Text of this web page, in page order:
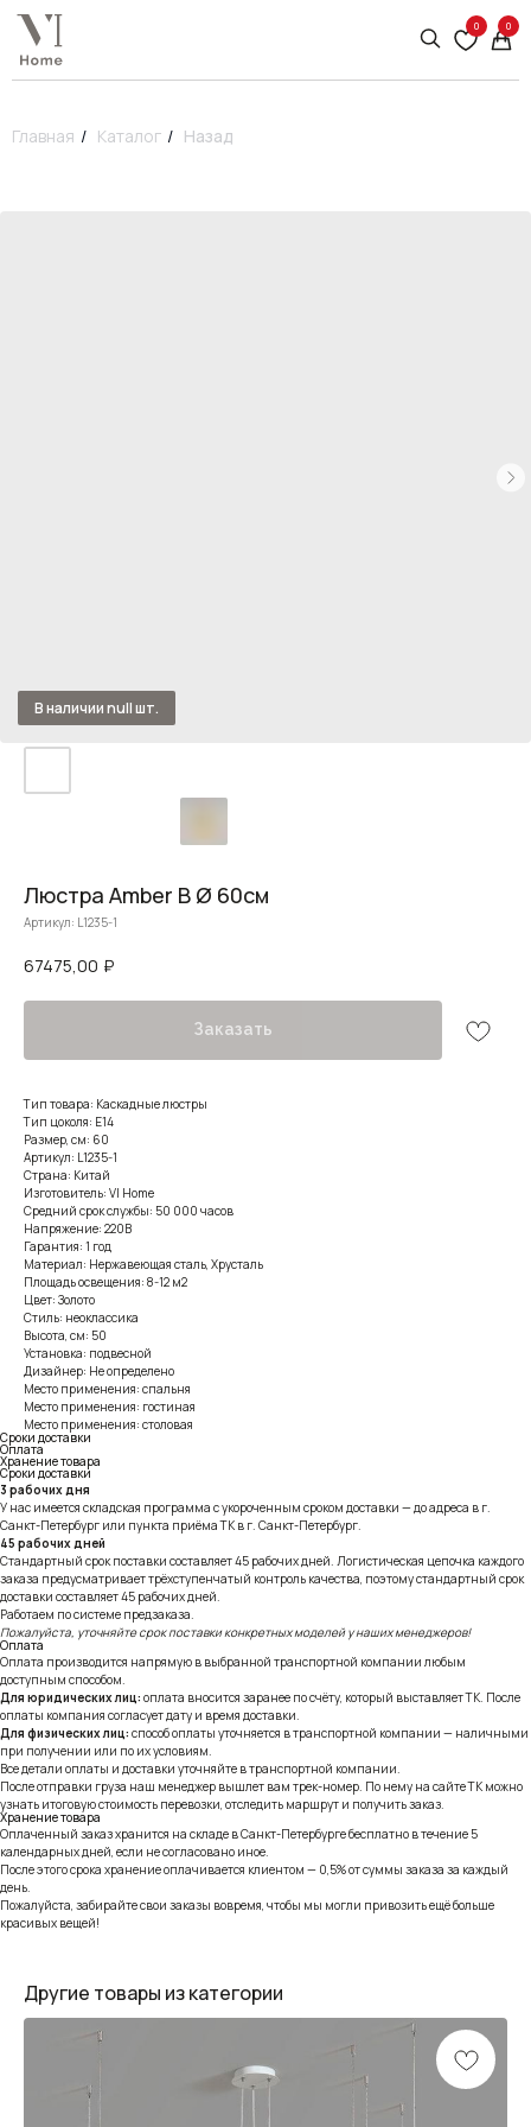
0 0
Главная / Каталог / Назад
Люстра Amber B Ø 60см
Артикул: L1235-1
67475,00 ₽
Заказать
Тип товара: Каскадные люстры
Тип цоколя: E14
Размер, см: 60
Артикул: L1235-1
Страна: Китай
Изготовитель: VI Home
Средний срок службы: 50 000 часов
Напряжение: 220В
Гарантия: 1 год
Материал: Нержавеющая сталь, Хрусталь
Площадь освещения: 8-12 м2
Цвет: Золото
Стиль: неоклассика
Высота, см: 50
Установка: подвесной
Дизайнер: Не определено
Место применения: спальня
Место применения: гостиная
Место применения: столовая
Сроки доставки
Оплата
Хранение товара
Сроки доставки
3 рабочих дня
У нас имеется складская программа с укороченным сроком доставки — до адреса в г.
Санкт-Петербург или пункта приёма ТК в г. Санкт-Петербург.
45 рабочих дней
Стандартный срок поставки составляет 45 рабочих дней. Логистическая цепочка каждого
заказа предусматривает трёхступенчатый контроль качества, поэтому стандартный срок
доставки составляет 45 рабочих дней.
Работаем по системе предзаказа.
Пожалуйста, уточняйте срок поставки конкретных моделей у наших менеджеров!
Оплата
Оплата производится напрямую в выбранной транспортной компании любым
доступным способом.
Для юридических лиц: оплата вносится заранее по счёту, который выставляет ТК. После
оплаты компания согласует дату и время доставки.
Для физических лиц: способ оплаты уточняется в транспортной компании — наличными
при получении или по их условиям.
Все детали оплаты и доставки уточняйте в транспортной компании.
После отправки груза наш менеджер вышлет вам трек-номер. По нему на сайте ТК можно
узнать итоговую стоимость перевозки, отследить маршрут и получить заказ.
Хранение товара
Оплаченный заказ хранится на складе в Санкт-Петербурге бесплатно в течение 5
календарных дней, если не согласовано иное.
После этого срока хранение оплачивается клиентом — 0,5% от суммы заказа за каждый
день.
Пожалуйста, забирайте свои заказы вовремя, чтобы мы могли привозить ещё больше
красивых вещей!
Другие товары из категории